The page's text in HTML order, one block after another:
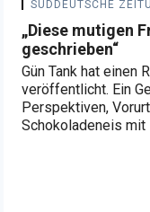
SÜDDEUTSCHE
„Diese mutigen
geschrieben“
Gün Tank hat einen
veröffentlicht. Ein
Perspektiven,
Schokoladeneis mit